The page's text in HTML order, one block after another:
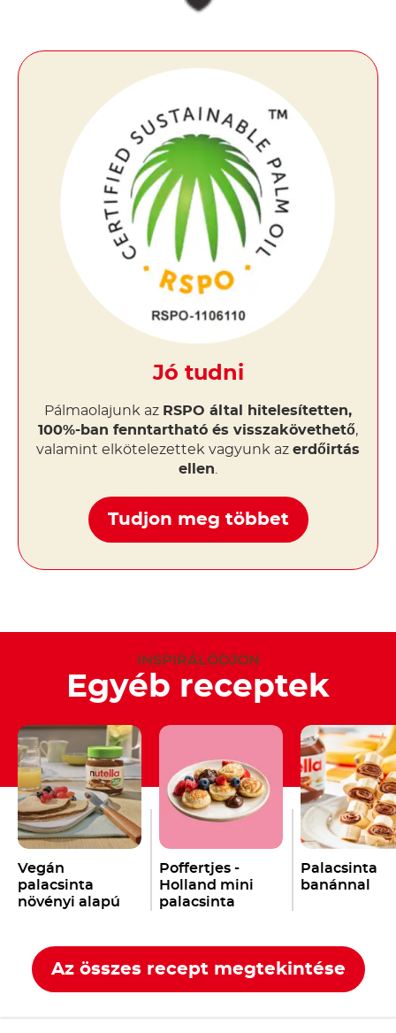
Jó tudni
Pálmaolajunk az RSPO által hitelesítetten,
100%-ban fenntartható és visszakövethető,
valamint elkötelezettek vagyunk az erdőirtás
ellen
Tudjon meg többet
INSPIRÁLÓDJON
Egyéb receptek
Vegán
palacsinta
növényi alapú
Poffertjes -
Holland mini
palacsinta
Palacsinta
banánnal
Az összes recept megtekintése